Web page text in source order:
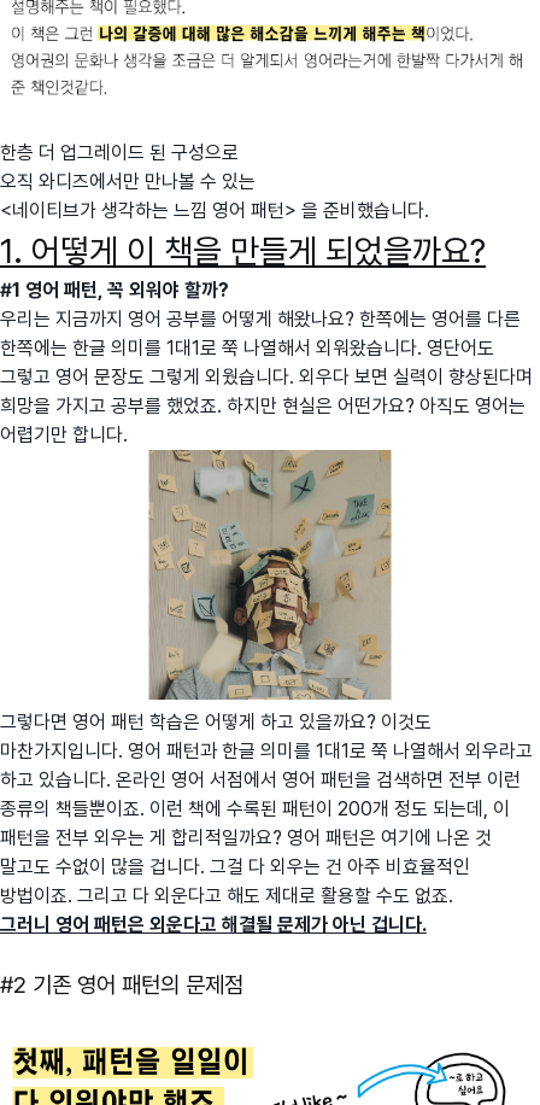
한층 더 업그레이드 된 구성으로
오직 와디즈에서만 만나볼 수 있는
<네이티브가 생각하는 느낌 영어 패턴> 을 준비했습니다.
1. 어떻게 이 책을 만들게 되었을까요?
#1 영어 패턴, 꼭 외워야 할까?
우리는 지금까지 영어 공부를 어떻게 해왔나요? 한쪽에는 영어를 다른
한쪽에는 한글 의미를 1대1로 쭉 나열해서 외워왔습니다. 영단어도
그렇고 영어 문장도 그렇게 외웠습니다. 외우다 보면 실력이 향상된다며
희망을 가지고 공부를 했었죠. 하지만 현실은 어떤가요? 아직도 영어는
어렵기만 합니다.
그렇다면 영어 패턴 학습은 어떻게 하고 있을까요? 이것도
마찬가지입니다. 영어 패턴과 한글 의미를 1대1로 쭉 나열해서 외우라고
하고 있습니다. 온라인 영어 서점에서 영어 패턴을 검색하면 전부 이런
종류의 책들뿐이죠. 이런 책에 수록된 패턴이 200개 정도 되는데, 이
패턴을 전부 외우는 게 합리적일까요? 영어 패턴은 여기에 나온 것
말고도 수없이 많을 겁니다. 그걸 다 외우는 건 아주 비효율적인
방법이죠. 그리고 다 외운다고 해도 제대로 활용할 수도 없죠.
그러니 영어 패턴은 외운다고 해결될 문제가 아닌 겁니다.
#2 기존 영어 패턴의 문제점